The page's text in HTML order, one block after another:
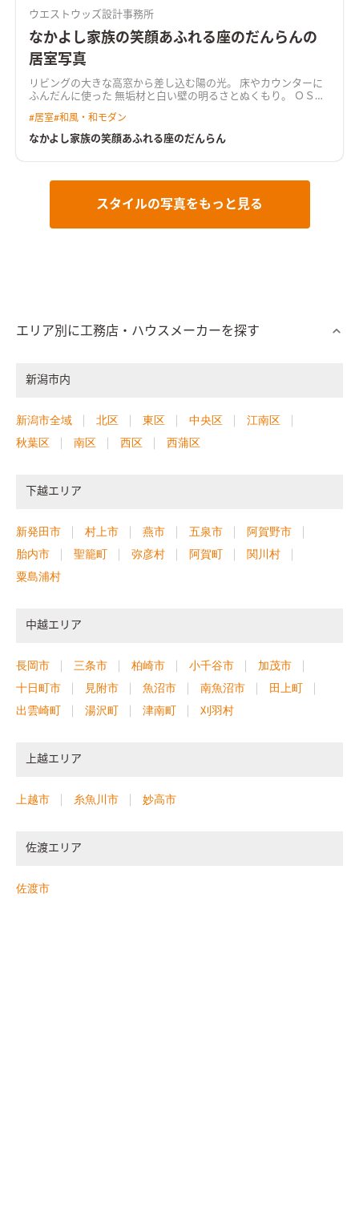
ウエストウッズ設計事務所
なかよし家族の笑顔あふれる座のだんらんの
居室写真
リビングの大きな高窓から差し込む陽の光。 床やカウンターに
ふんだんに使った 無垢材と白い壁の明るさとぬくもり。 ＯＳＢ
濃紺とオレンジの差し色にもご夫婦のこだわりが活かされてい
ます。 ローテーブルの安心感とくつろぎ、無垢のぬくもりに包
#居室#和風・和モダン
なかよし家族の笑顔あふれる座のだんらん
スタイルの写真をもっと見る
エリア別に工務店・ハウスメーカーを探す
新潟市内
新潟市全域 北区 東区 中央区
江南区
秋葉区
南区 西区 西蒲区
下越エリア
新発田市 村上市 燕市 五泉市
阿賀野市
胎内市
聖籠町 弥彦村 阿賀町
関川村
粟島浦村
中越エリア
長岡市 三条市 柏崎市 小千谷市
加茂市
十日町市
見附市 魚沼市 南魚沼市
田上町
出雲崎町
湯沢町 津南町 刈羽村
上越エリア
上越市 糸魚川市 妙高市
佐渡エリア
佐渡市